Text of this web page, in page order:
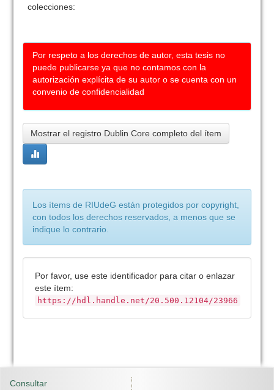
colecciones:
Por respeto a los derechos de autor, esta tesis no
puede publicarse ya que no contamos con la
autorización explícita de su autor o se cuenta con un
convenio de confidencialidad
Mostrar el registro Dublin Core completo del ítem
Los ítems de RIUdeG están protegidos por copyright,
con todos los derechos reservados, a menos que se
indique lo contrario.
Por favor, use este identificador para citar o enlazar
este ítem:
https://hdl.handle.net/20.500.12104/23966
Consultar